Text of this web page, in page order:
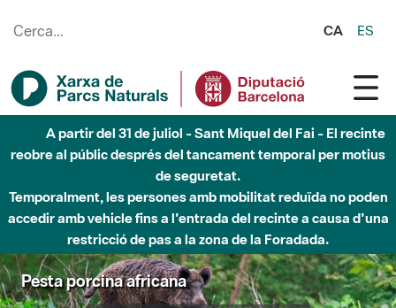
CA ES
A partir del 31 de juliol - Sant Miquel del Fai - El recinte
reobre al públic després del tancament temporal per motius
de seguretat.
Temporalment, les persones amb mobilitat reduïda no poden
accedir amb vehicle fins a l'entrada del recinte a causa d'una
restricció de pas a la zona de la Foradada.
Pesta porcina africana